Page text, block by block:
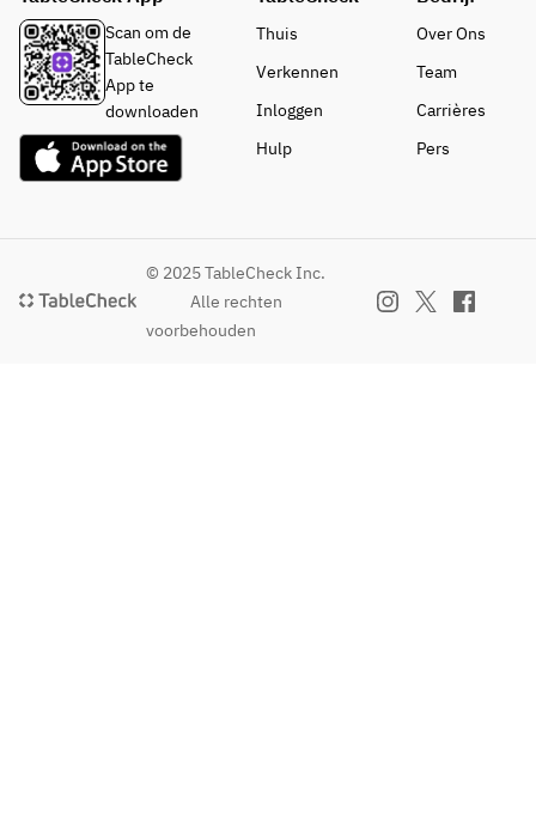
演出さ
せてい
ただき
ます。
レート
（1～2
Scan om de
TableCheck
App te
downloaden
Thuis
Verkennen
Inloggen
Hulp
Over Ons
Team
Carrières
Pers
© 2025 TableCheck Inc.
Alle rechten
voorbehouden